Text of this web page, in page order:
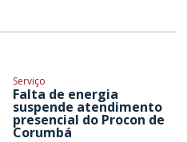
Serviço
Falta de energia
suspende atendimento
presencial do Procon de
Corumbá